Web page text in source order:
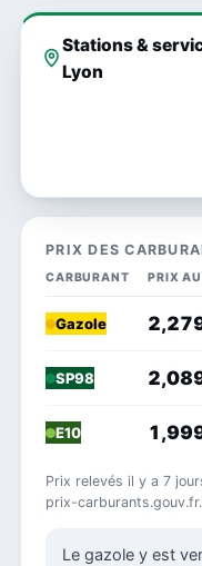
Stations &
Lyon
PRIX DES
CARBURANT PRIX
Gazole
SP98
E10
Prix relevés il y a 7
prix-carburants.gouv.fr.
Le gazole y est